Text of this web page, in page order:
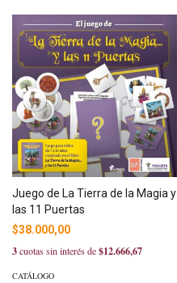
Juego de La Tierra de la Magia y
las 11 Puertas
$38.000,00
3cuotas sin interés de$12.666,67
CATÁLOGO